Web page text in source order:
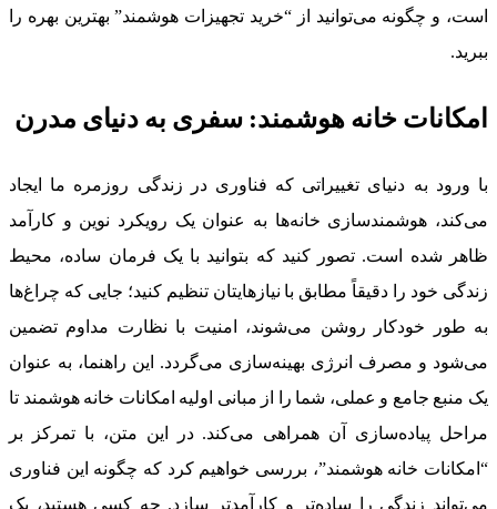
است، و چگونه می‌توانید از “خرید تجهیزات هوشمند” بهترین بهره را
ببرید.
امکانات خانه هوشمند: سفری به دنیای مدرن
با ورود به دنیای تغییراتی که فناوری در زندگی روزمره ما ایجاد
می‌کند، هوشمندسازی خانه‌ها به عنوان یک رویکرد نوین و کارآمد
ظاهر شده است. تصور کنید که بتوانید با یک فرمان ساده، محیط
زندگی خود را دقیقاً مطابق با نیازهایتان تنظیم کنید؛ جایی که چراغ‌ها
به طور خودکار روشن می‌شوند، امنیت با نظارت مداوم تضمین
می‌شود و مصرف انرژی بهینه‌سازی می‌گردد. این راهنما، به عنوان
یک منبع جامع و عملی، شما را از مبانی اولیه امکانات خانه هوشمند تا
مراحل پیاده‌سازی آن همراهی می‌کند. در این متن، با تمرکز بر
“امکانات خانه هوشمند”، بررسی خواهیم کرد که چگونه این فناوری
می‌تواند زندگی را ساده‌تر و کارآمدتر سازد. چه کسی هستید، یک